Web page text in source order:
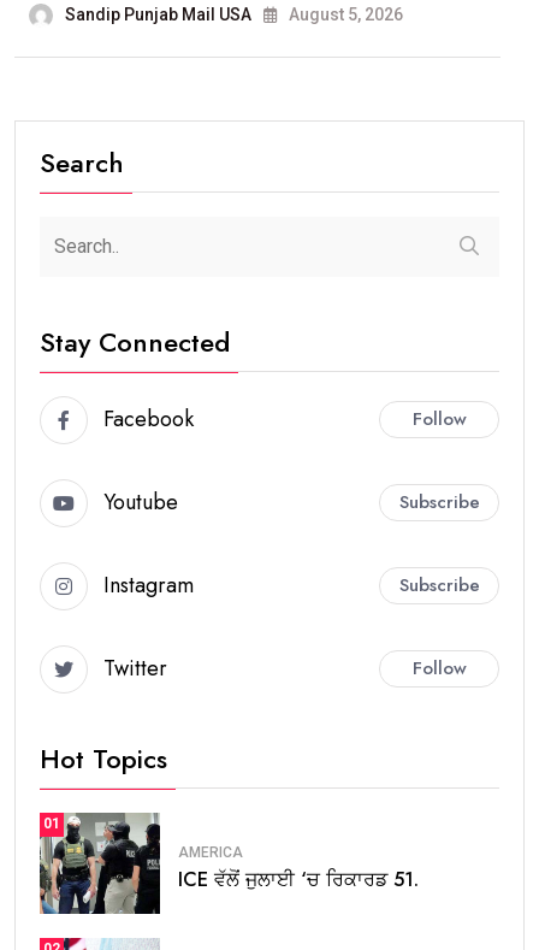
Sandip Punjab Mail USA August 5, 2026
Search
Stay Connected
Facebook Follow
Youtube Subscribe
Instagram Subscribe
Twitter Follow
Hot Topics
01
AMERICA
ICE ਵੱਲੋਂ ਜੁਲਾਈ ‘ਚ ਰਿਕਾਰਡ 51.